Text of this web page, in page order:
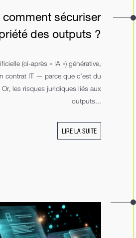
comment sécuriser
des outputs ?
(ci-après « IA ») générative,
contrat IT — parce que c’est du
les risques juridiques liés aux
outputs...
LIRE LA SUITE